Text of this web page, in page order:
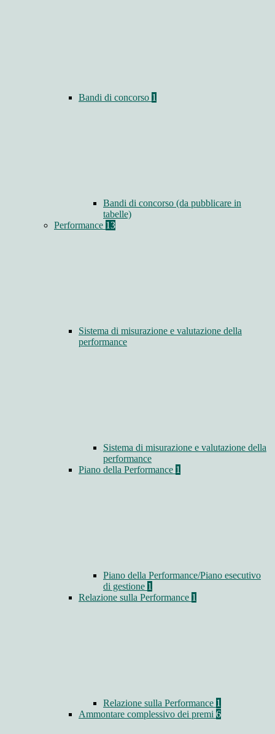
Bandi di concorso 1
Bandi di concorso (da pubblicare in
tabelle)
Performance 13
Sistema di misurazione e valutazione della
performance
Sistema di misurazione e valutazione della
performance
Piano della Performance 1
Piano della Performance/Piano esecutivo
di gestione 1
Relazione sulla Performance 1
Relazione sulla Performance 1
Ammontare complessivo dei premi 6